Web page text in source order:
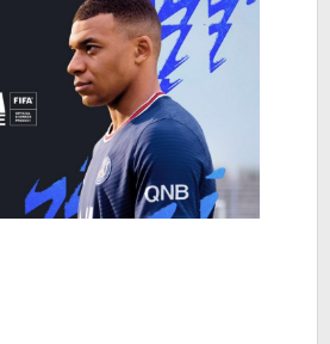
FIFA
Mobile
2023
-
Berita
Hiburan